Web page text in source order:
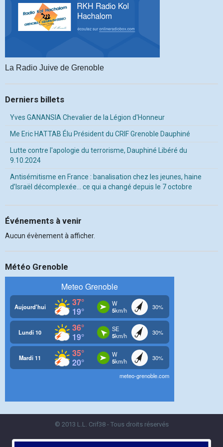
La Radio Juive de Grenoble
Derniers billets
Yves GANANSIA Chevalier de la Légion d'Honneur
Me Eric HATTAB Élu Président du CRIF Grenoble Dauphiné
Lutte contre l'apologie du terrorisme, Dauphiné Libéré du
9.10.2024
Antisémitisme en France : banalisation chez les jeunes, haine
d’Israël décomplexée… ce qui a changé depuis le 7 octobre
Événements à venir
Aucun évènement à afficher.
Météo Grenoble
© 2013 L.L. Crif38 - Tous droits réservés